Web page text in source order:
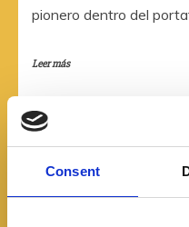
Consent
pionero dentro del
Leer más